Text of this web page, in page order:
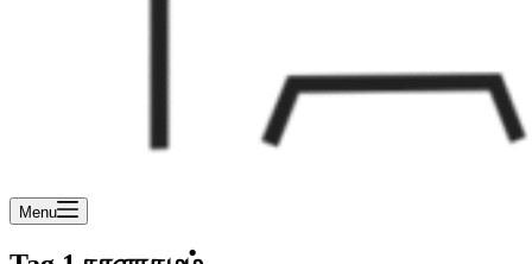
Menu